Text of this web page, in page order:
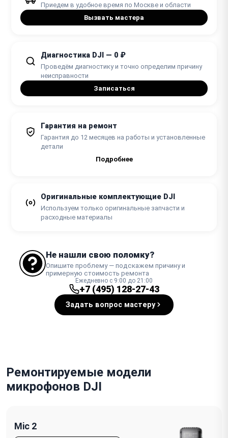
1 день
Приедем в удобное время по Москве и области
Вызвать мастера
Диагностика DJI — 0 ₽
Проведём диагностику и точно определим причину
неисправности
Записаться
Гарантия на ремонт
Гарантия до 12 месяцев на работы и установленные
детали
Подробнее
Оригинальные комплектующие DJI
Используем только оригинальные запчасти и
расходные материалы
Не нашли свою поломку?
Опишите проблему — подскажем причину и
примерную стоимость ремонта
Ежедневно с 9:00 до 21:00
+7 (495) 128-27-43
Задать вопрос мастеру
Ремонтируемые модели
микрофонов DJI
Mic 2